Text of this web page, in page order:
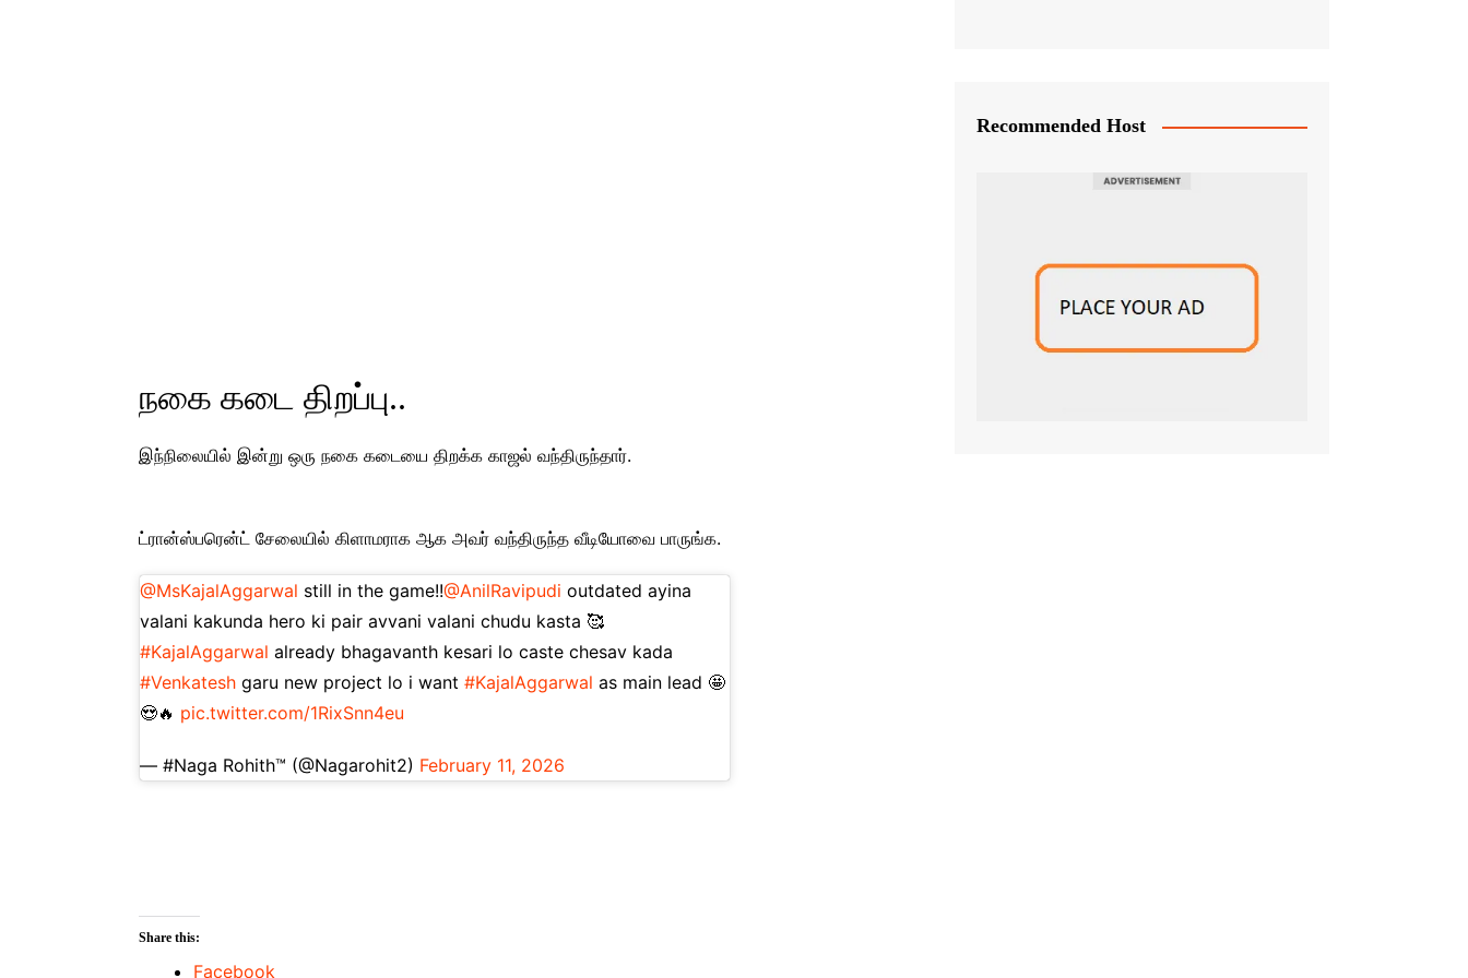
நகை கடை திறப்பு..
இந்நிலையில் இன்று ஒரு நகை கடையை திறக்க காஜல் வந்திருந்தார்.
ட்ரான்ஸ்பரென்ட் சேலையில் கிளாமராக ஆக அவர் வந்திருந்த வீடியோவை பாருங்க.
@MsKajalAggarwal still in the game!!@AnilRavipudi outdated ayina
valani kakunda hero ki pair avvani valani chudu kasta 🥰
#KajalAggarwal already bhagavanth kesari lo caste chesav kada
#Venkatesh garu new project lo i want #KajalAggarwal as main lead 🤩
😍🔥 pic.twitter.com/1RixSnn4eu
— #Naga Rohith™ (@Nagarohit2) February 11, 2026
Share this:
Facebook
Recommended Host